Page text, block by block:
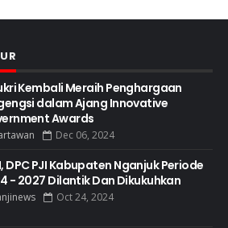
Kembali Meraih Penghargaan
dalam Ajang Innovative
Awards
Dec 06, 2024
DPC PJI Kabupaten Nganjuk Periode
- 2027 Dilantik Dan Dikukuhkan
Oct 24, 2024